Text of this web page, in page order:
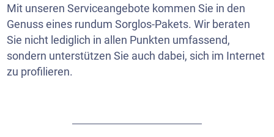
Mit unseren Serviceangebote kommen Sie in den
Genuss eines rundum Sorglos-Pakets. Wir beraten
Sie nicht lediglich in allen Punkten umfassend,
sondern unterstützen Sie auch dabei, sich im Internet
zu profilieren.